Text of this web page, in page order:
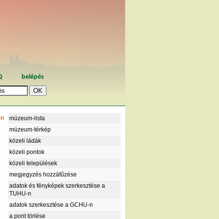
belépés
múzeum-lista
múzeum-térkép
közeli ládák
közeli pontok
közeli települések
megjegyzés hozzáfűzése
adatok és fényképek szerkesztése a
TUHU-n
adatok szerkesztése a GCHU-n
a pont törlése